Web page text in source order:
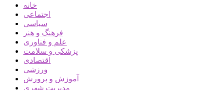
خانه
اجتماعی
سیاسی
فرهنگ و هنر
علم و فناوری
پزشکی و سلامت
اقتصادی
ورزشی
آموزش و پرورش
مدیریت شهری